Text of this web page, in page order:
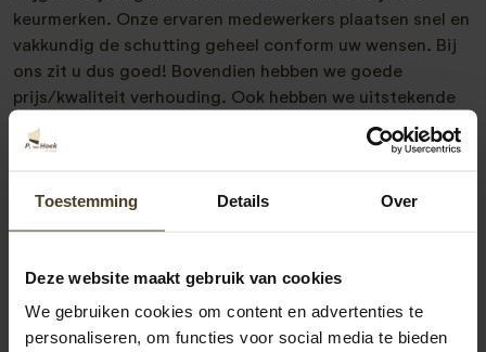
Toestemming Details Over
Deze website maakt gebruik van cookies
We gebruiken cookies om content en advertenties te
personaliseren, om functies voor social media te bieden
keurmerken. Onze ervaren medewerkers plaatsen snel en
vakkundig de schutting geheel conform uw wensen. Bij
ons zit u dus goed! Bovendien hebben we goede
prijs/kwaliteit verhouding. Ook hebben we uitstekende
referenties. Meer weten? Neem vrijblijvend met ons
contact op. We zijn te bereiken op 077- 206 5000 of via
offerte schutting plaatsenaanvragen. We helpen u
graag!